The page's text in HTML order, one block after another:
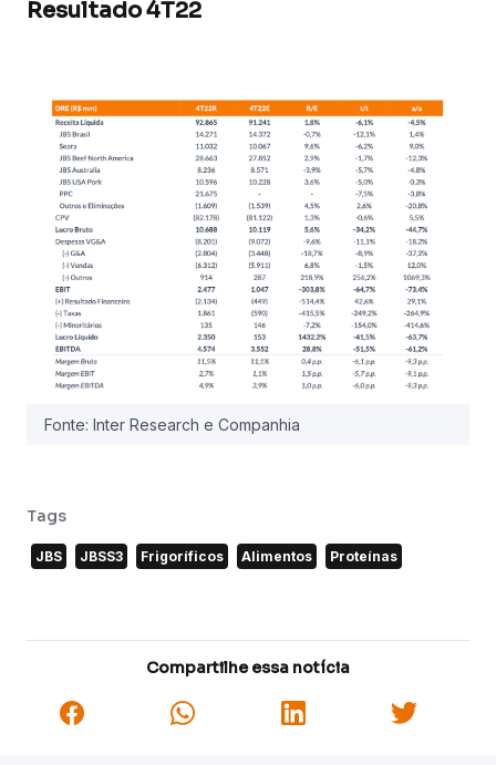
Resultado 4T22
Fonte: Inter Research e Companhia
Tags
JBS JBSS3 Frigoríficos Alimentos Proteínas
Compartilhe essa notícia